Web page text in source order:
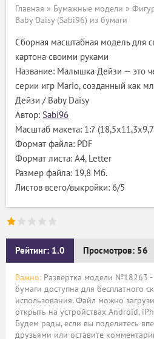
Главная » Бумажные модели »
Baby Daisy (Sabi96) из бумаги
Сборная масштабная модель для
картона своими руками
Название: Малышка Дейзи — это
серии игр Mario, созданный как
Дейзи / Baby Daisy
Автор: Sabi96
Масштаб макета: 1:?
Формат файла: PDF
Формат листа: А4, Letter
Размер файла: 19,8 Мб.
Листов всего/выкройки: 6/5
Рейтинг: 1.0 Просмотров: 56
Важно: Развёртка модели №18263 -
бумаги доступна для бесплатного
использования. Файл можно
открыть на устройствах Android,
Будем рады, если вы поделитесь
друзьями или оставите